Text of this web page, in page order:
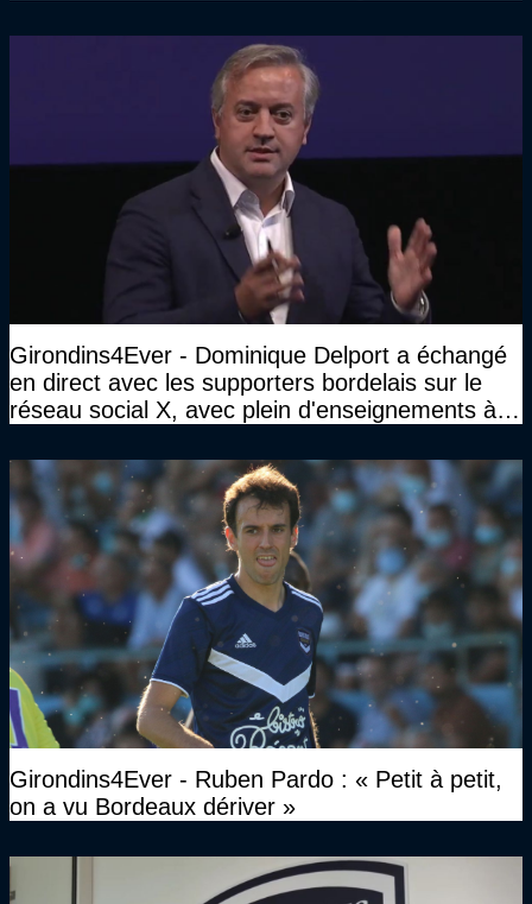
Girondins4Ever - Dominique Delport a échangé
en direct avec les supporters bordelais sur le
réseau social X, avec plein d'enseignements à la
Girondins4Ever - Ruben Pardo : « Petit à petit,
on a vu Bordeaux dériver »